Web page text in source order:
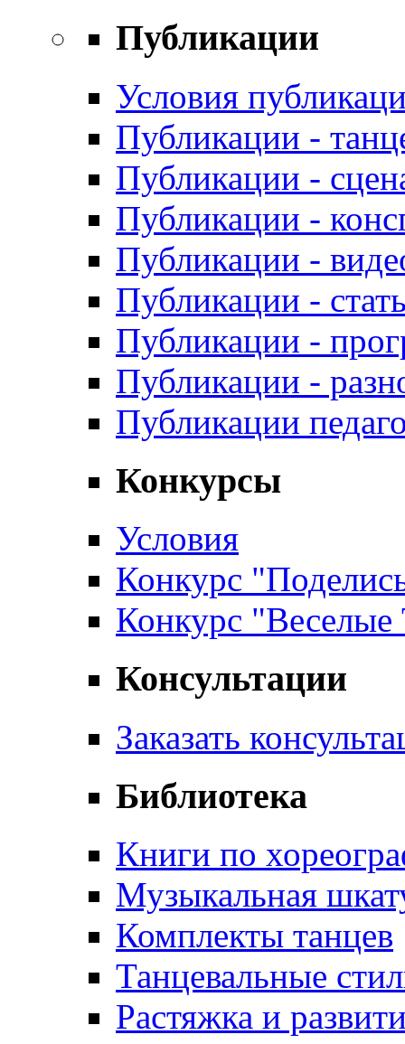
Публикации
Условия
Публикации -
Публикации -
Публикации -
Публикации -
Публикации -
Публикации -
Публикации -
Публикации
Конкурсы
Условия
Конкурс
Конкурс "Веселые
Консультации
Заказать
Библиотека
Книги по
Музыкальная
Комплекты танцев
Танцевальные
Растяжка и